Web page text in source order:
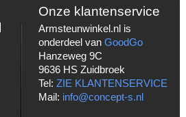
Onze klantenservice
Armsteunwinkel.nl is
onderdeel van GoodGo
Hanzeweg 9C
9636 HS Zuidbroek
Tel: ZIE KLANTENSERVICE
Mail: info@concept-s.nl